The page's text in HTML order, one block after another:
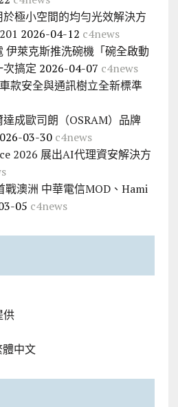
極小空間的均勻光效解決方
2026-04-12 c4news
伊萊克斯推洗碗機「碗全啟動
搞定 2026-04-07 c4news
款安全與通訊樹立全新標準
成歐司朗（OSRAM）品牌
03-30 c4news
2026 展出AI代理資安解決方
戰澳洲 中華電信MOD、Hami
05 c4news
供
中文